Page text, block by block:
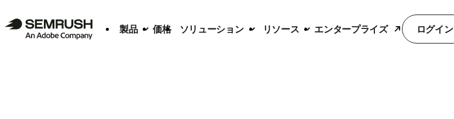
製品 価格 ソリューション リソース エンタープライズ ログイン